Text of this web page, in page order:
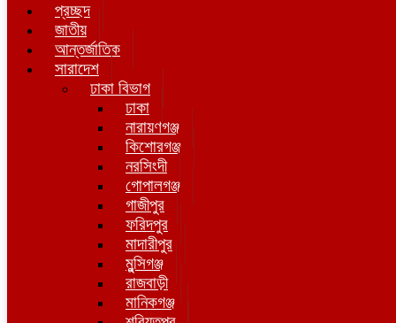
প্রচ্ছদ
জাতীয়
আন্তর্জাতিক
সারাদেশ
ঢাকা বিভাগ
ঢাকা
নারায়ণগঞ্জ
কিশোরগঞ্জ
নরসিংদী
গোপালগঞ্জ
গাজীপুর
ফরিদপুর
মাদারীপুর
মুন্সিগঞ্জ
রাজবাড়ী
মানিকগঞ্জ